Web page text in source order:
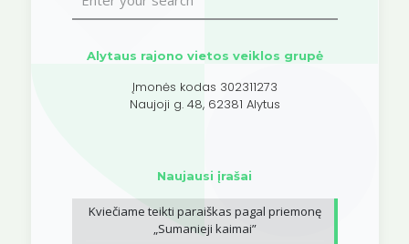
Alytaus rajono vietos veiklos grupė
Įmonės kodas 302311273
Naujoji g. 48, 62381 Alytus
Naujausi įrašai
Kviečiame teikti paraiškas pagal priemonę
„Sumanieji kaimai”